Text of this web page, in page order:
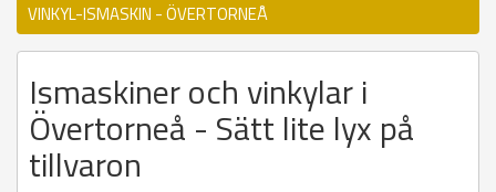
VINKYL-ISMASKIN - ÖVERTORNEÅ
Ismaskiner och vinkylar i
Övertorneå - Sätt lite lyx på
tillvaron